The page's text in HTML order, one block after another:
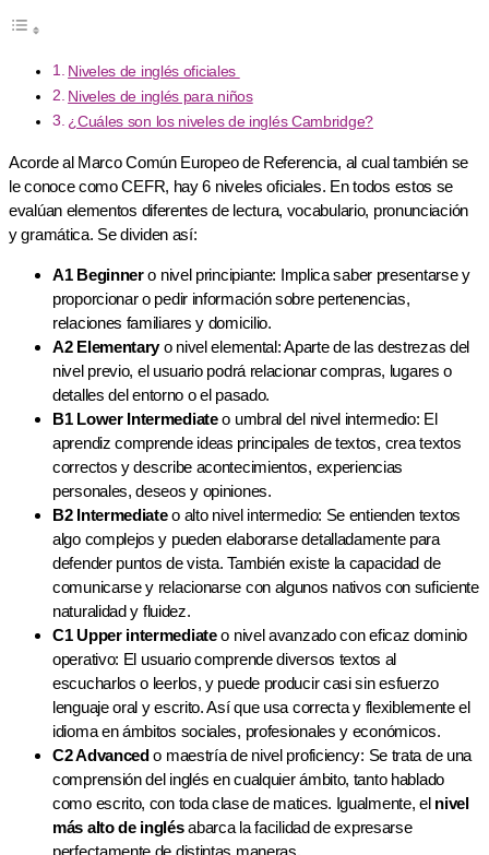
Niveles de inglés oficiales
Niveles de inglés para niños
¿Cuáles son los niveles de inglés Cambridge?
Acorde al Marco Común Europeo de Referencia, al cual también se
le conoce como CEFR, hay 6 niveles oficiales. En todos estos se
evalúan elementos diferentes de lectura, vocabulario, pronunciación
y gramática. Se dividen así:
A1 Beginnero nivel principiante: Implica saber presentarse y
proporcionar o pedir información sobre pertenencias,
relaciones familiares y domicilio.
A2 Elementaryo nivel elemental: Aparte de las destrezas del
nivel previo, el usuario podrá relacionar compras, lugares o
detalles del entorno o el pasado.
B1 Lower Intermediateo umbral del nivel intermedio: El
aprendiz comprende ideas principales de textos, crea textos
correctos y describe acontecimientos, experiencias
personales, deseos y opiniones.
B2 Intermediateo alto nivel intermedio: Se entienden textos
algo complejos y pueden elaborarse detalladamente para
defender puntos de vista. También existe la capacidad de
comunicarse y relacionarse con algunos nativos con suficiente
naturalidad y fluidez.
C1 Upper intermediateo nivel avanzado con eficaz dominio
operativo: El usuario comprende diversos textos al
escucharlos o leerlos, y puede producir casi sin esfuerzo
lenguaje oral y escrito. Así que usa correcta y flexiblemente el
idioma en ámbitos sociales, profesionales y económicos.
C2 Advanced o maestría de nivel proficiency: Se trata de una
comprensión del inglés en cualquier ámbito, tanto hablado
como escrito, con toda clase de matices. Igualmente, el nivel
más alto de inglésabarca la facilidad de expresarse